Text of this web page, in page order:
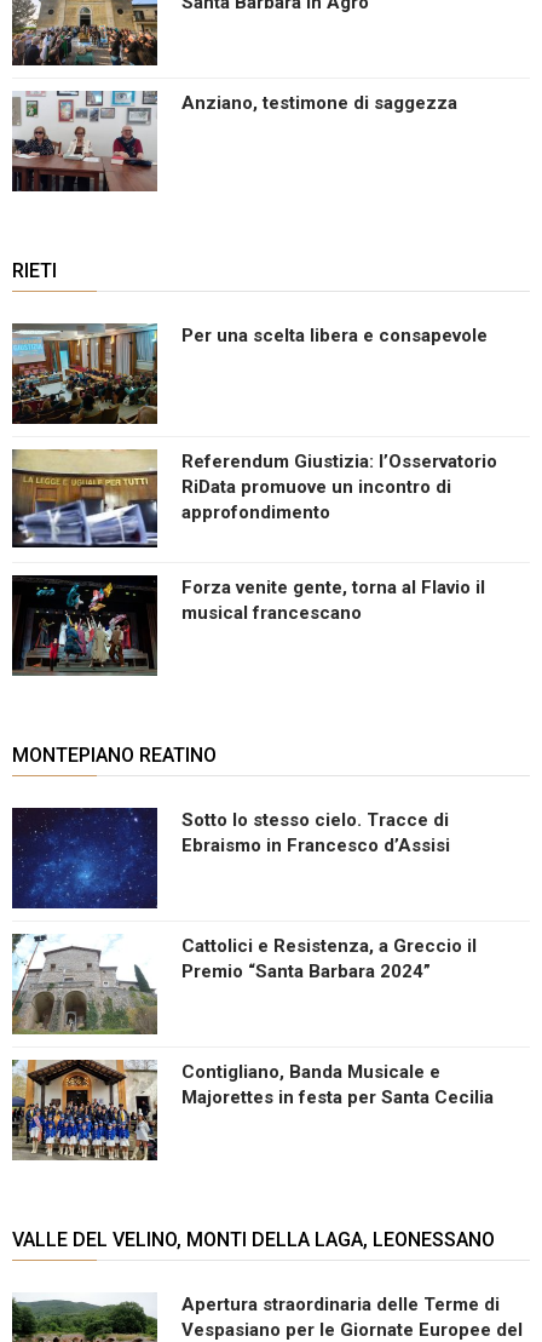
Anziano, testimone di saggezza
RIETI
Per una scelta libera e consapevole
Referendum Giustizia: l’Osservatorio
RiData promuove un incontro di
approfondimento
Forza venite gente, torna al Flavio il
musical francescano
MONTEPIANO REATINO
Sotto lo stesso cielo. Tracce di
Ebraismo in Francesco d’Assisi
Cattolici e Resistenza, a Greccio il
Premio “Santa Barbara 2024”
Contigliano, Banda Musicale e
Majorettes in festa per Santa Cecilia
VALLE DEL VELINO, MONTI DELLA LAGA, LEONESSANO
Apertura straordinaria delle Terme di
Vespasiano per le Giornate Europee del